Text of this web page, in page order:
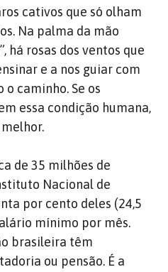
cativos que só olham
Na palma da mão
há rosas dos ventos que
e a nos guiar com
caminho. Se os
essa condição humana,
de 35 milhões de
Nacional de
por cento deles (24,5
mínimo por mês.
brasileira têm
ou pensão. É a